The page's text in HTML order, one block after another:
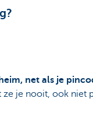
net als je
je nooit, ook niet